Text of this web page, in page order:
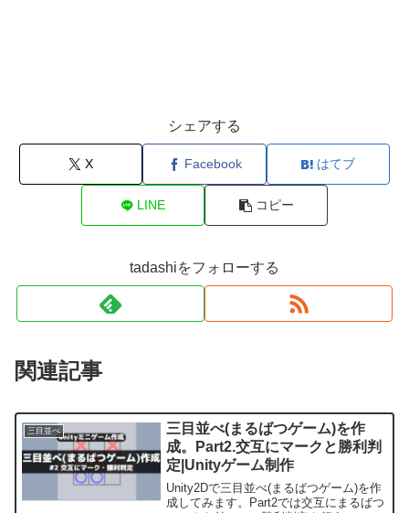
シェアする
X Facebook はてブ
LINE コピー
tadashiをフォローする
関連記事
三目並べ
三目並べ(まるばつゲーム)を作
成。Part2.交互にマークと勝利判
定|Unityゲーム制作
Unity2Dで三目並べ(まるばつゲーム)を作
成してみます。Part2では交互にまるばつ